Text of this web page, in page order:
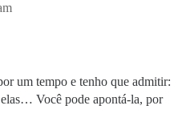
um tempo e tenho que admitir:
Você pode apontá-la, por